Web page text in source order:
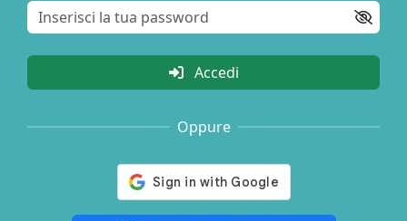
Accedi
Oppure